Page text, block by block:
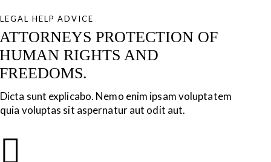
LEGAL HELP ADVICE
ATTORNEYS PROTECTION OF
HUMAN RIGHTS AND
FREEDOMS.
Dicta sunt explicabo. Nemo enim ipsam voluptatem
quia voluptas sit aspernatur aut odit aut.